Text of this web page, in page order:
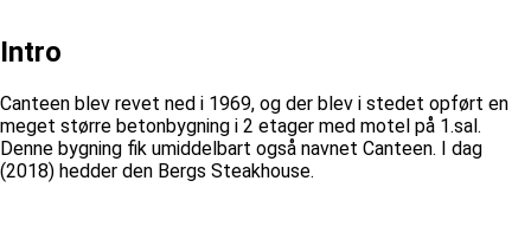
Intro
Canteen blev revet ned i 1969, og der blev i stedet opført en
meget større betonbygning i 2 etager med motel på 1.sal.
Denne bygning fik umiddelbart også navnet Canteen. I dag
(2018) hedder den Bergs Steakhouse.